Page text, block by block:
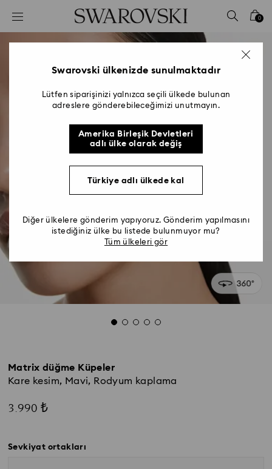
Accesskeys list
0 - Header
2 - Footer
0
Matrix düğme Küpeler
Kare kesim, Mavi, Rodyum kaplama
3.990 ₺
Sevkiyat ortakları
Swarovski ülkenizde sunulmaktadır
Lütfen siparişinizi yalnızca seçili ülkede bulunan
adreslere gönderebileceğimizi unutmayın.
Amerika Birleşik Devletleri
adlı ülke olarak değiş
Türkiye adlı ülkede kal
Diğer ülkelere gönderim yapıyoruz. Gönderim yapılmasını
istediğiniz ülke bu listede bulunmuyor mu?
Tüm ülkeleri gör